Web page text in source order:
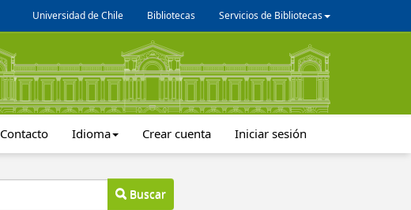
Universidad de Chile Bibliotecas Servicios de Bibliotecas
Contacto Idioma Crear cuenta Iniciar sesión
Buscar